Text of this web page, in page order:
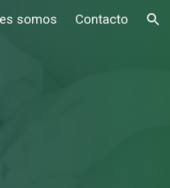
somos Contacto